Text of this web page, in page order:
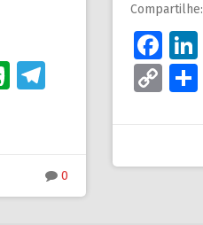
Compartilhe:
EvernoteTelegram
0